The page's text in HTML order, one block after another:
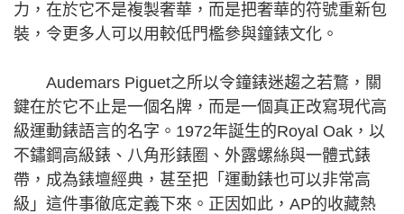
力，在於它不是複製奢華，而是把奢華的符號重新包
裝，令更多人可以用較低門檻參與鐘錶文化。
Audemars Piguet之所以令鐘錶迷趨之若鶩，關
鍵在於它不止是一個名牌，而是一個真正改寫現代高
級運動錶語言的名字。1972年誕生的Royal Oak，以
不鏽鋼高級錶、八角形錶圈、外露螺絲與一體式錶
帶，成為錶壇經典，甚至把「運動錶也可以非常高
級」這件事徹底定義下來。正因如此，AP的收藏熱